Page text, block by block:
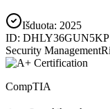
Išduota: 2025
ID: DHLY36GUN5KP
Security Management
CompTIA